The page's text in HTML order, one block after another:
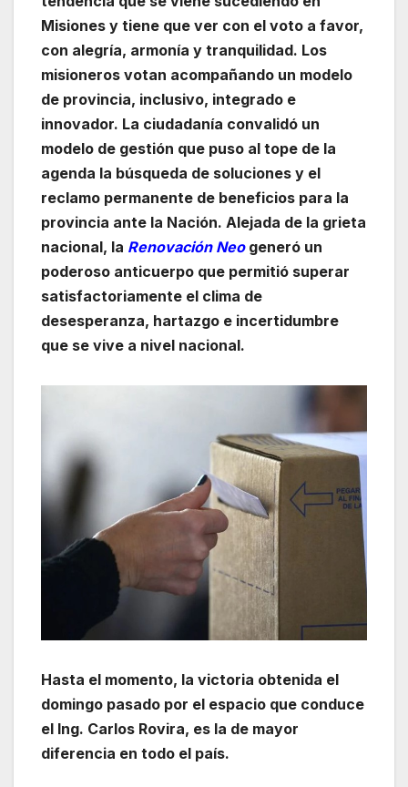
Misiones y tiene que ver con el voto a favor,
con alegría, armonía y tranquilidad. Los
misioneros votan acompañando un modelo
de provincia, inclusivo, integrado e
innovador. La ciudadanía convalidó un
modelo de gestión que puso al tope de la
agenda la búsqueda de soluciones y el
reclamo permanente de beneficios para la
provincia ante la Nación. Alejada de la grieta
nacional, la Renovación Neogeneró un
poderoso anticuerpo que permitió superar
satisfactoriamente el clima de
desesperanza, hartazgo e incertidumbre
que se vive a nivel nacional.
Hasta el momento, la victoria obtenida el
domingo pasado por el espacio que conduce
el Ing. Carlos Rovira, es la de mayor
diferencia en todo el país.